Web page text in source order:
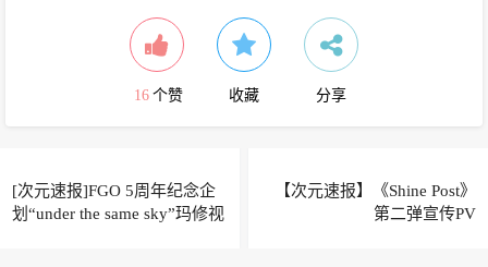
16 个赞 收藏 分享
[次元速报]FGO 5周年纪念企
划“under the same sky”玛修视
【次元速报】《Shine Post》
第二弹宣传PV